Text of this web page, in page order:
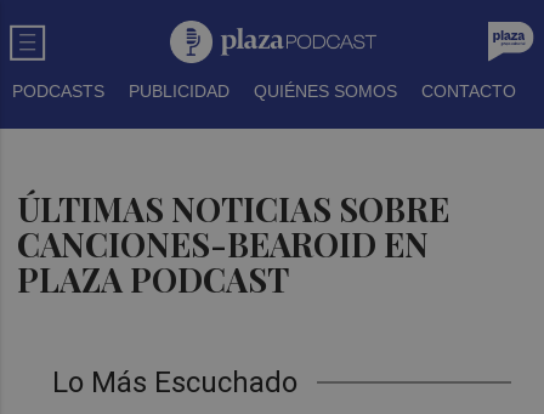
PODCASTS PUBLICIDAD QUIÉNES SOMOS CONTACTO
ÚLTIMAS NOTICIAS SOBRE
CANCIONES-BEAROID EN
PLAZA PODCAST
Lo Más Escuchado